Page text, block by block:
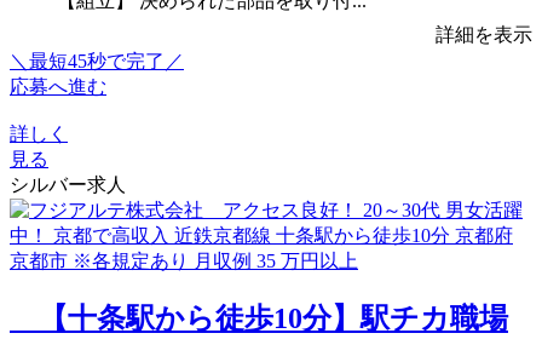
詳細を表示
＼最短45秒で完了／
応募へ進む
詳しく
見る
シルバー求人
【十条駅から徒歩10分】駅チカ職場